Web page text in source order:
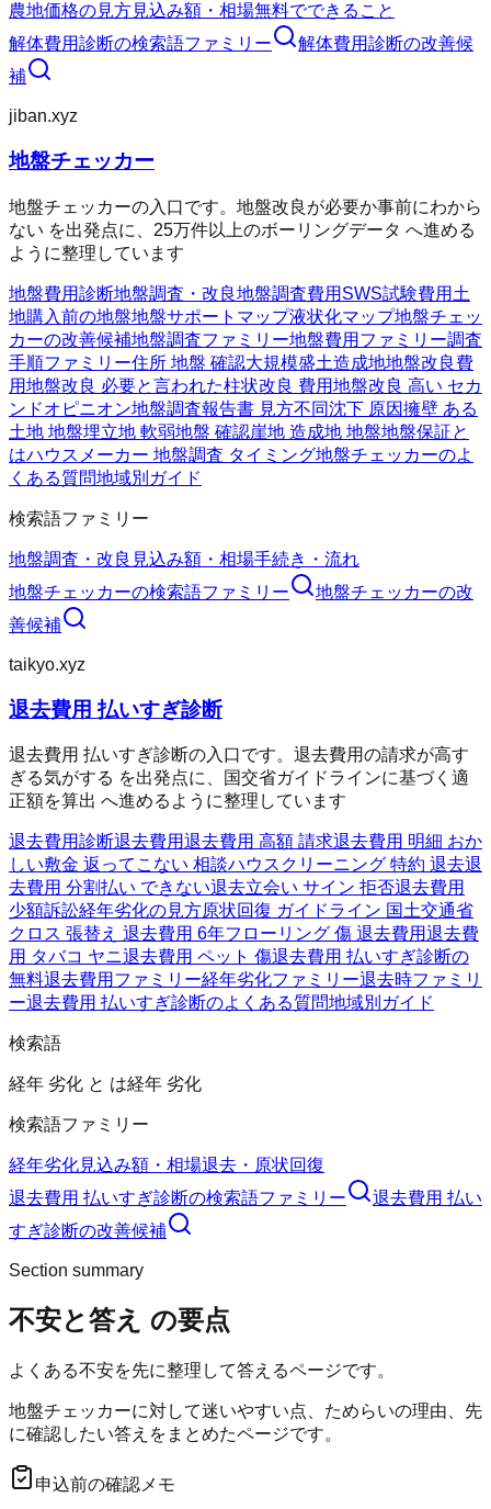
農地価格の見方見込み額・相場無料でできること
解体費用診断の検索語ファミリー 解体費用診断の改善候
補
jiban.xyz
地盤チェッカー
地盤チェッカーの入口です。地盤改良が必要か事前にわから
ない を出発点に、25万件以上のボーリングデータ へ進める
ように整理しています
地盤費用診断地盤調査・改良地盤調査費用 SWS試験費用 土
地購入前の地盤地盤サポートマップ液状化マップ地盤チェッ
カーの改善候補地盤調査ファミリー地盤費用ファミリー調査
手順ファミリー住所 地盤 確認大規模盛土造成地地盤改良費
用地盤改良 必要と言われた柱状改良 費用地盤改良 高い セカ
ンドオピニオン地盤調査報告書 見方不同沈下 原因擁壁 ある
土地 地盤埋立地 軟弱地盤 確認崖地 造成地 地盤地盤保証と
はハウスメーカー 地盤調査 タイミング地盤チェッカーのよ
くある質問地域別ガイド
検索語ファミリー
地盤調査・改良 見込み額・相場手続き・流れ
地盤チェッカーの検索語ファミリー 地盤チェッカーの改
善候補
taikyo.xyz
退去費用 払いすぎ診断
退去費用 払いすぎ診断の入口です。退去費用の請求が高す
ぎる気がする を出発点に、国交省ガイドラインに基づく適
正額を算出 へ進めるように整理しています
退去費用診断退去費用退去費用 高額 請求退去費用 明細 おか
しい敷金 返ってこない 相談ハウスクリーニング 特約 退去退
去費用 分割払い できない退去立会い サイン 拒否退去費用
少額訴訟経年劣化の見方原状回復 ガイドライン 国土交通省
クロス 張替え 退去費用 6年フローリング 傷 退去費用退去費
用 タバコ ヤニ退去費用 ペット 傷退去費用 払いすぎ診断の
無料退去費用ファミリー経年劣化ファミリー退去時ファミリ
ー退去費用 払いすぎ診断のよくある質問地域別ガイド
検索語
経年 劣化 と は経年 劣化
検索語ファミリー
経年劣化見込み額・相場退去・原状回復
退去費用 払いすぎ診断の検索語ファミリー
退去費用 払い
すぎ診断の改善候補
Section summary
不安と答え の要点
よくある不安を先に整理して答えるページです。
地盤チェッカーに対して迷いやすい点、ためらいの理由、先
に確認したい答えをまとめたページです。
申込前の確認メモ